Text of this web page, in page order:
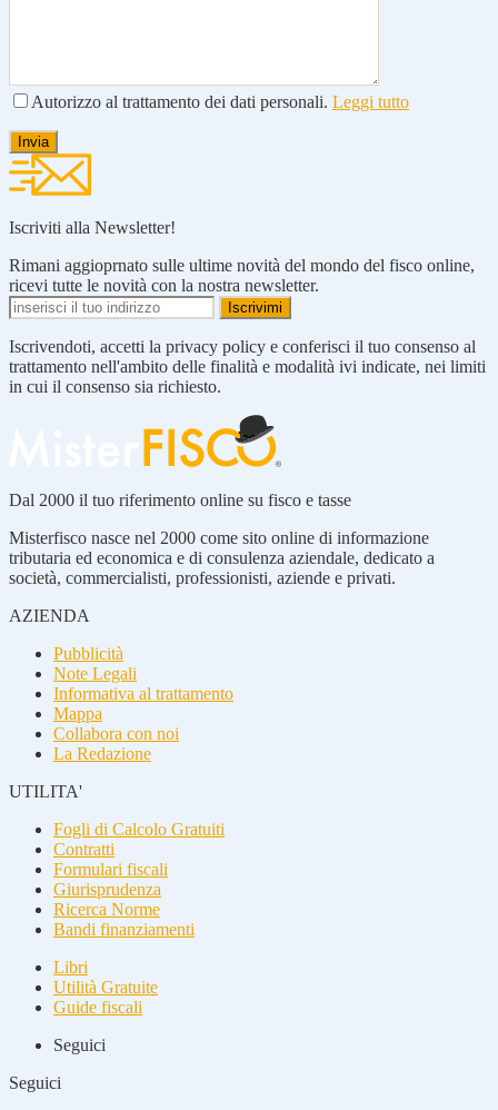
Autorizzo al trattamento dei dati personali. Leggi tutto
Iscriviti alla Newsletter!
Rimani aggioprnato sulle ultime novità del mondo del fisco online,
ricevi tutte le novità con la nostra newsletter.
Iscrivendoti, accetti la privacy policy e conferisci il tuo consenso al
trattamento nell'ambito delle finalità e modalità ivi indicate, nei limiti
in cui il consenso sia richiesto.
Dal 2000 il tuo riferimento online su fisco e tasse
Misterfisco nasce nel 2000 come sito online di informazione
tributaria ed economica e di consulenza aziendale, dedicato a
società, commercialisti, professionisti, aziende e privati.
AZIENDA
Pubblicità
Note Legali
Informativa al trattamento
Mappa
Collabora con noi
La Redazione
UTILITA'
Fogli di Calcolo Gratuiti
Contratti
Formulari fiscali
Giurisprudenza
Ricerca Norme
Bandi finanziamenti
Libri
Utilità Gratuite
Guide fiscali
Seguici
Seguici